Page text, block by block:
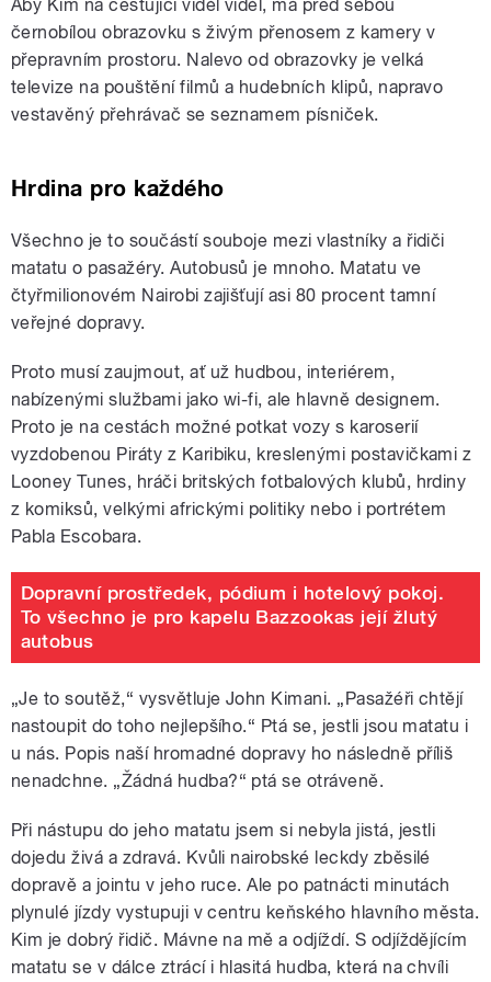
Aby Kim na cestující viděl viděl, má před sebou
černobílou obrazovku s živým přenosem z kamery v
přepravním prostoru. Nalevo od obrazovky je velká
televize na pouštění filmů a hudebních klipů, napravo
vestavěný přehrávač se seznamem písniček.
Hrdina pro každého
Všechno je to součástí souboje mezi vlastníky a řidiči
matatu o pasažéry. Autobusů je mnoho. Matatu ve
čtyřmilionovém Nairobi zajišťují asi 80 procent tamní
veřejné dopravy.
Proto musí zaujmout, ať už hudbou, interiérem,
nabízenými službami jako wi-fi, ale hlavně designem.
Proto je na cestách možné potkat vozy s karoserií
vyzdobenou Piráty z Karibiku, kreslenými postavičkami z
Looney Tunes, hráči britských fotbalových klubů, hrdiny
z komiksů, velkými africkými politiky nebo i portrétem
Pabla Escobara.
Dopravní prostředek, pódium i hotelový pokoj.
To všechno je pro kapelu Bazzookas její žlutý
autobus
„Je to soutěž,“ vysvětluje John Kimani. „Pasažéři chtějí
nastoupit do toho nejlepšího.“ Ptá se, jestli jsou matatu i
u nás. Popis naší hromadné dopravy ho následně příliš
nenadchne. „Žádná hudba?“ ptá se otráveně.
Při nástupu do jeho matatu jsem si nebyla jistá, jestli
dojedu živá a zdravá. Kvůli nairobské leckdy zběsilé
dopravě a jointu v jeho ruce. Ale po patnácti minutách
plynulé jízdy vystupuji v centru keňského hlavního města.
Kim je dobrý řidič. Mávne na mě a odjíždí. S odjíždějícím
matatu se v dálce ztrácí i hlasitá hudba, která na chvíli